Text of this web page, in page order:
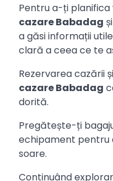
Pentru a-ți
cazare Babadag
a găsi informații
clară a ceea ce te
Rezervarea cazării
cazare Babadag
dorită.
Pregătește-ți
echipament pentru
soare.
Continuând